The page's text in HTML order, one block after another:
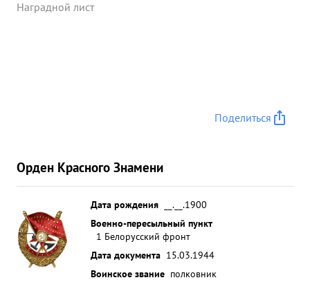
действий дивизии, личную отвагу и мужество
Наградной лист
Поделиться
Орден Красного Знамени
Дата рождения
__.__.1900
Военно-пересыльный пункт
1 Белорусский фронт
Дата документа 15.03.1944
Воинское звание полковник